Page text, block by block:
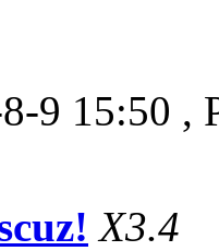
9 15:50 ,
X3.4